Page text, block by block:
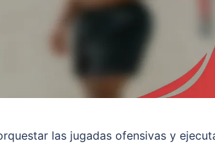
las jugadas ofensivas y